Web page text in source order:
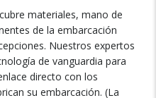
materiales, mano de
de la embarcación
Nuestros expertos
de vanguardia para
directo con los
su embarcación. (La